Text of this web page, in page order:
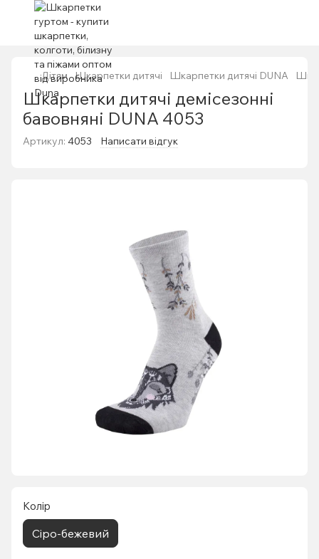
Дітям Шкарпетки дитячі Шкарпетки дитячі DUNA
Шкарпетки дитячі демісезонні
бавовняні DUNA 4053
Артикул: 4053 Написати відгук
Колір
Сіро-бежевий